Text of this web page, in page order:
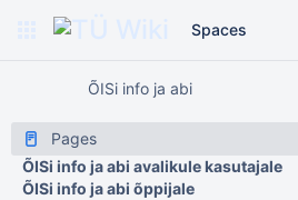
Spaces
ÕISi info ja abi
Pages
ÕISi info ja abi avalikule kasutajale
ÕISi info ja abi õppijale